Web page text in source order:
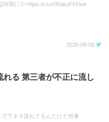
時期に💦 https://t.co/06akuFkDwk
2026-08-08
る 第三者が不正に流し
下ネタ流れてるんだけど何事